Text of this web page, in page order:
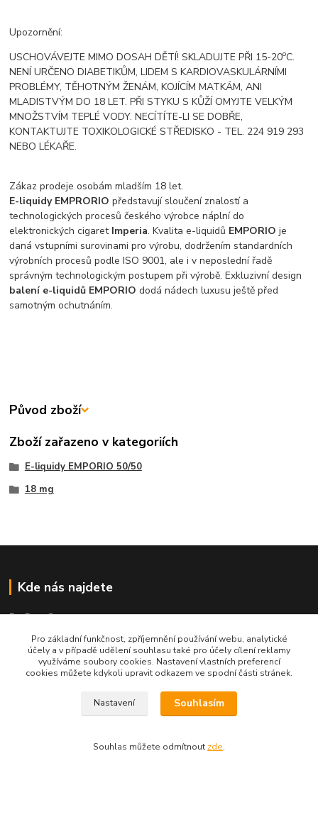
Upozornění:
USCHOVÁVEJTE MIMO DOSAH DĚTÍ! SKLADUJTE PŘI 15-20oC.
NENÍ URČENO DIABETIKŮM, LIDEM S KARDIOVASKULÁRNÍMI
PROBLÉMY, TĚHOTNÝM ŽENÁM, KOJÍCÍM MATKÁM, ANI
MLADISTVÝM DO 18 LET. PŘI STYKU S KŮŽÍ OMYJTE VELKÝM
MNOŽSTVÍM TEPLÉ VODY. NECÍTÍTE-LI SE DOBŘE,
KONTAKTUJTE TOXIKOLOGICKÉ STŘEDISKO - TEL. 224 919 293
NEBO LÉKAŘE.
Zákaz prodeje osobám mladším 18 let.
E-liquidy EMPRORIO představují sloučení znalostí a
technologických procesů českého výrobce náplní do
elektronických cigaret Imperia. Kvalita e-liquidů EMPORIOje
daná vstupními surovinami pro výrobu, dodržením standardních
výrobních procesů podle ISO 9001, ale i v neposlední řadě
správným technologickým postupem při výrobě. Exkluzivní design
balení e-liquidů EMPORIO dodá nádech luxusu ještě před
samotným ochutnáním.
Původ zboží
Zboží zařazeno v kategoriích
E-liquidy EMPORIO 50/50
18 mg
Kde nás najdete
Re-Dym Group s.r.o.
Od 1.7.2024 osobní odběr v Karviné zrušen.
Osobní převzetí dle tel. dohody na čísle 731 077 869
Pro základní funkčnost, zpříjemnění používání webu, analytické
účely a v případě udělení souhlasu také pro účely cílení reklamy
využíváme soubory cookies. Nastavení vlastních preferencí
cookies můžete kdykoli upravit odkazem ve spodní části stránek.
Nastavení Souhlasím
Souhlas můžete odmítnout zde.